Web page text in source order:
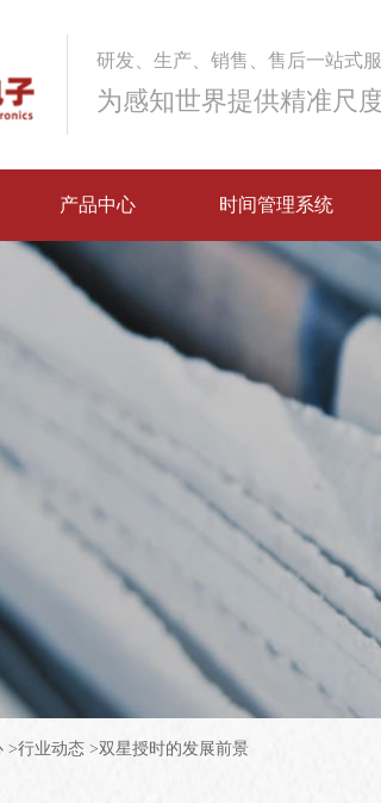
研发、生产、销售、售后一站式
为感知世界提供精准尺
产品中心 时间管理系统
>行业动态 >双星授时的发展前景